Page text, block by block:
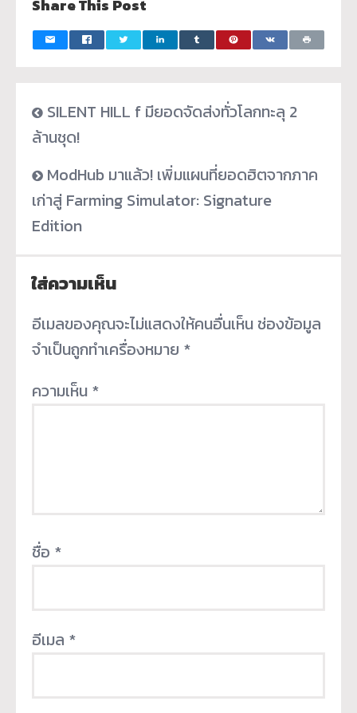
Share This Post
SILENT HILL f มียอดจัดส่งทั่วโลกทะลุ 2
ล้านชุด!
ModHub มาแล้ว! เพิ่มแผนที่ยอดฮิตจากภาค
เก่าสู่ Farming Simulator: Signature
Edition
ใส่ความเห็น
อีเมลของคุณจะไม่แสดงให้คนอื่นเห็น ช่องข้อมูล
จำเป็นถูกทำเครื่องหมาย *
ความเห็น *
ชื่อ *
อีเมล *